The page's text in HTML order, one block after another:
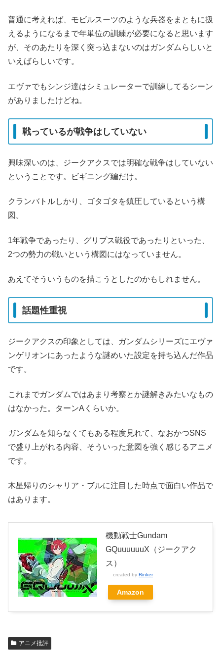
普通に考えれば、モビルスーツのような兵器をまともに扱
えるようになるまで年単位の訓練が必要になると思います
が、そのあたりを深く突っ込まないのはガンダムらしいと
いえばらしいです。
エヴァでもシンジ達はシミュレーターで訓練してるシーン
がありましたけどね。
戦っているが戦争はしていない
興味深いのは、ジークアクスでは明確な戦争はしていない
ということです。ビギニング編だけ。
クランバトルしかり、ゴタゴタを鎮圧しているという構
図。
1年戦争であったり、グリプス戦役であったりといった、
2つの勢力の戦いという構図にはなっていません。
あえてそういうものを描こうとしたのかもしれません。
話題性重視
ジークアクスの印象としては、ガンダムシリーズにエヴァ
ンゲリオンにあったような謎めいた設定を持ち込んだ作品
です。
これまでガンダムではあまり考察とか謎解きみたいなもの
はなかった。ターンAくらいか。
ガンダムを知らなくてもある程度見れて、なおかつSNS
で盛り上がれる内容、そういった意図を強く感じるアニメ
です。
木星帰りのシャリア・ブルに注目した時点で面白い作品で
はあります。
機動戦士Gundam
GQuuuuuuX（ジークアク
ス）
created by Rinker
Amazon
アニメ批評